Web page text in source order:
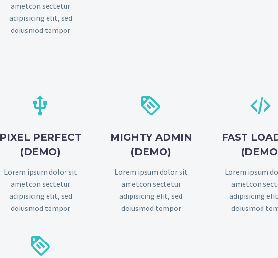
ametcon sectetur
adipisicing elit, sed
doiusmod tempor


PIXEL PERFECT
(DEMO)
Lorem ipsum dolor sit
ametcon sectetur
adipisicing elit, sed
doiusmod tempor


MIGHTY ADMIN
(DEMO)
Lorem ipsum dolor sit
ametcon sectetur
adipisicing elit, sed
doiusmod tempor


FAST
Lorem ipsum
ametcon
adipisicing
doiusmod

